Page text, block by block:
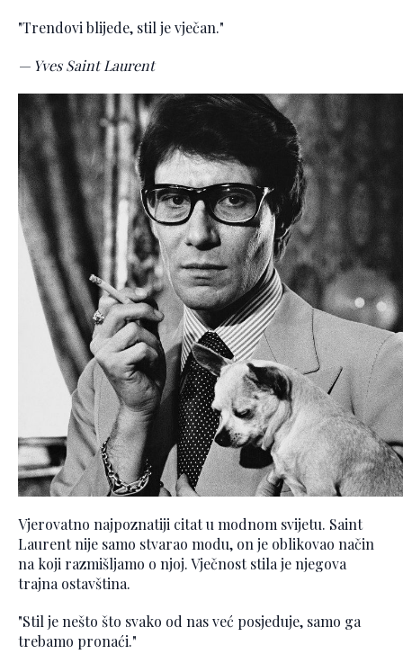
"Trendovi blijede, stil je vječan."
— Yves Saint Laurent
Vjerovatno najpoznatiji citat u modnom svijetu. Saint
Laurent nije samo stvarao modu, on je oblikovao način
na koji razmišljamo o njoj. Vječnost stila je njegova
trajna ostavština.
"Stil je nešto što svako od nas već posjeduje, samo ga
trebamo pronaći."